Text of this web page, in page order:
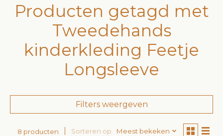
Producten getagd met
Tweedehands
kinderkleding Feetje
Longsleeve
Filters weergeven
8 producten Sorteren op Meest bekeken